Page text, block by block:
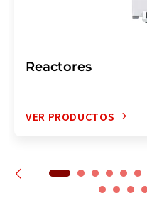
Reactores
VER PRODUCTOS